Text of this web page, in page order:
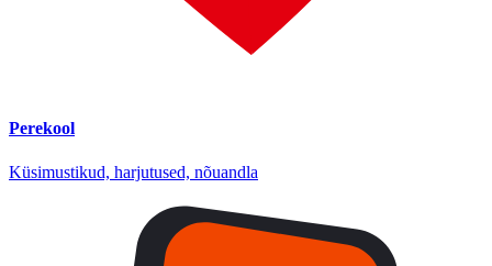
Perekool
Küsimustikud, harjutused, nõuandla